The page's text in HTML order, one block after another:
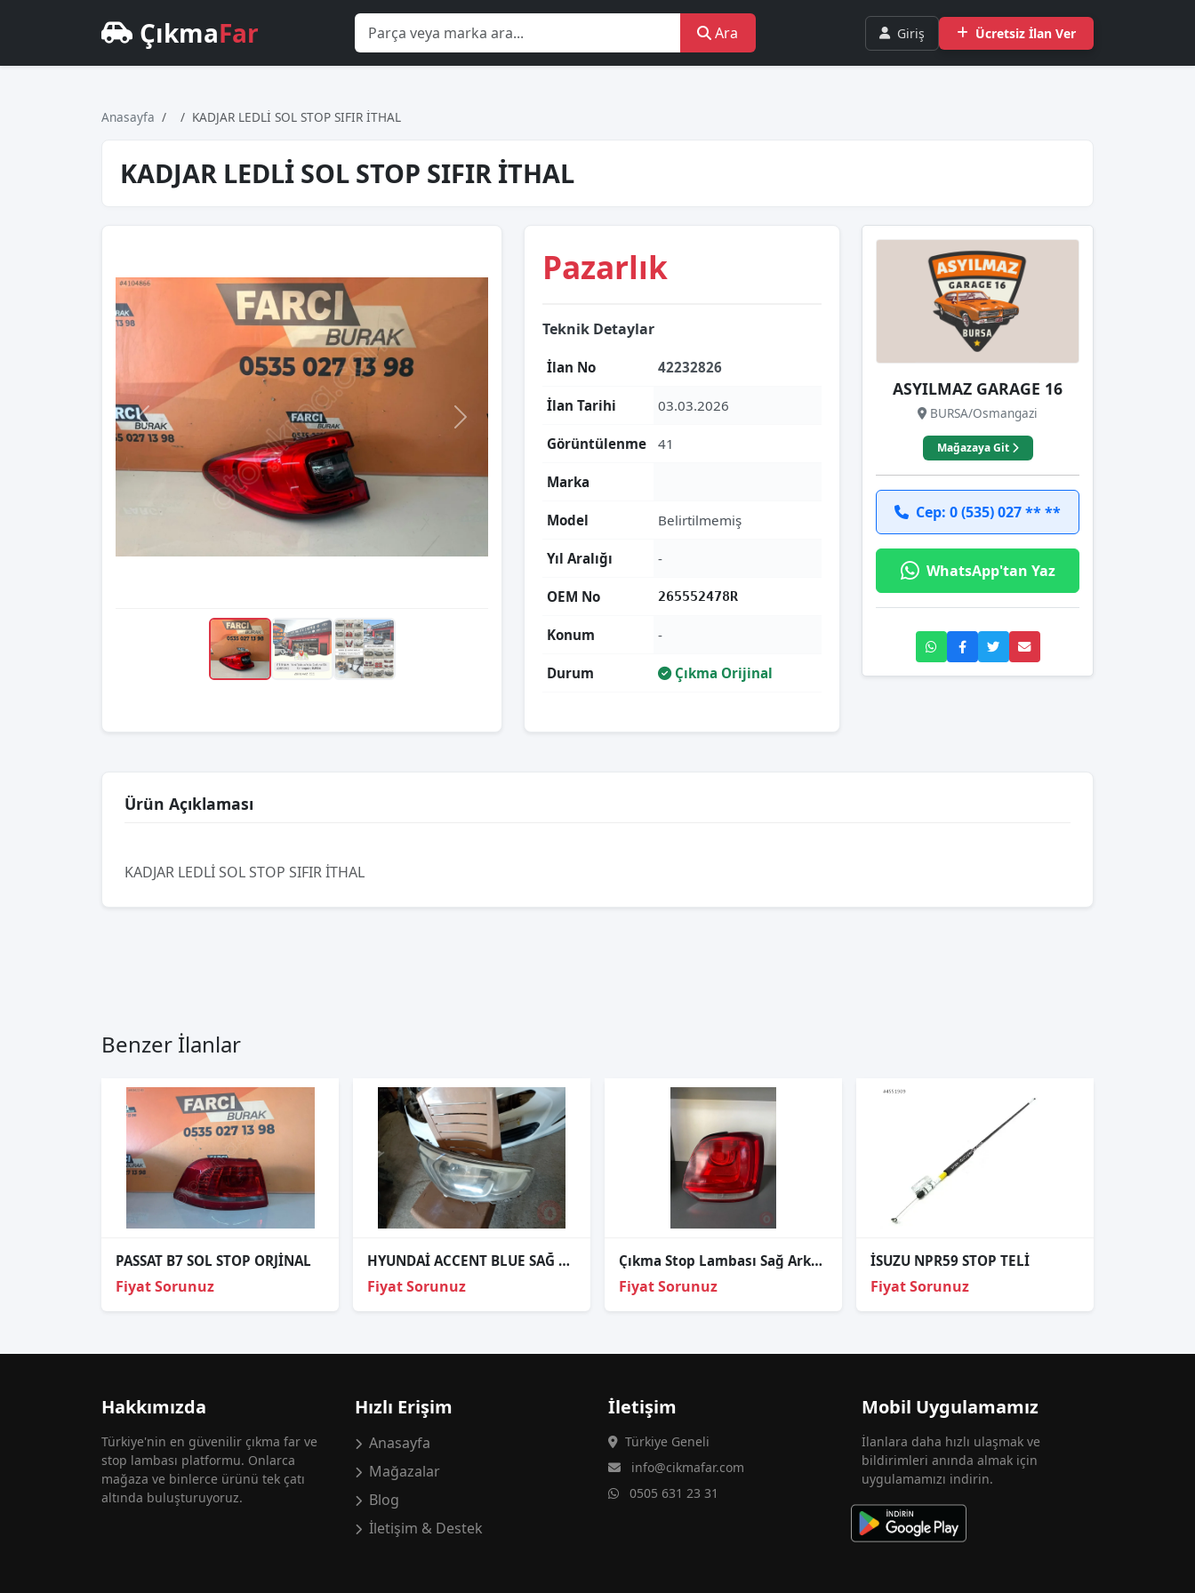
ÇıkmaFar Ara Giriş Ücretsiz İlan Ver
Anasayfa KADJAR LEDLİ SOL STOP SIFIR İTHAL
KADJAR LEDLİ SOL STOP SIFIR İTHAL
Pazarlık
Teknik Detaylar
İlan No 42232826
İlan Tarihi 03.03.2026
Görüntülenme 41
Marka
Model Belirtilmemiş
Yıl Aralığı -
OEM No 265552478R
Konum -
Durum Çıkma Orijinal
ASYILMAZ GARAGE 16
BURSA/Osmangazi
Mağazaya Git
Cep: 0 (535) 027 ** **
WhatsApp'tan Yaz
Ürün Açıklaması
KADJAR LEDLİ SOL STOP SIFIR İTHAL
Benzer İlanlar
PASSAT B7 SOL STOP ORJİNAL
Fiyat Sorunuz
HYUNDAİ ACCENT BLUE SAĞ ÖN FAR
Fiyat Sorunuz
Çıkma Stop Lambası Sağ Arka VW Polo 2010-2014 6R0945096AH
Fiyat Sorunuz
İSUZU NPR59 STOP TELİ
Fiyat Sorunuz
Hakkımızda
Türkiye'nin en güvenilir çıkma far ve
stop lambası platformu. Onlarca
mağaza ve binlerce ürünü tek çatı
altında buluşturuyoruz.
Hızlı Erişim
Anasayfa
Mağazalar
Blog
İletişim & Destek
İletişim
Türkiye Geneli
info@cikmafar.com
0505 631 23 31
Mobil Uygulamamız
İlanlara daha hızlı ulaşmak ve
bildirimleri anında almak için
uygulamamızı indirin.